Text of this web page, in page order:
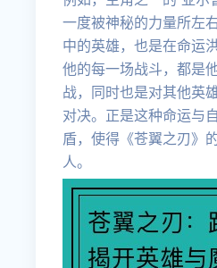
一度被神秘的力量所左
中的英雄，也是在命运
他的每一场战斗，都是
战，同时也是对其他英
对决。正是这种命运与
盾，使得《苍翼之刃》
人。